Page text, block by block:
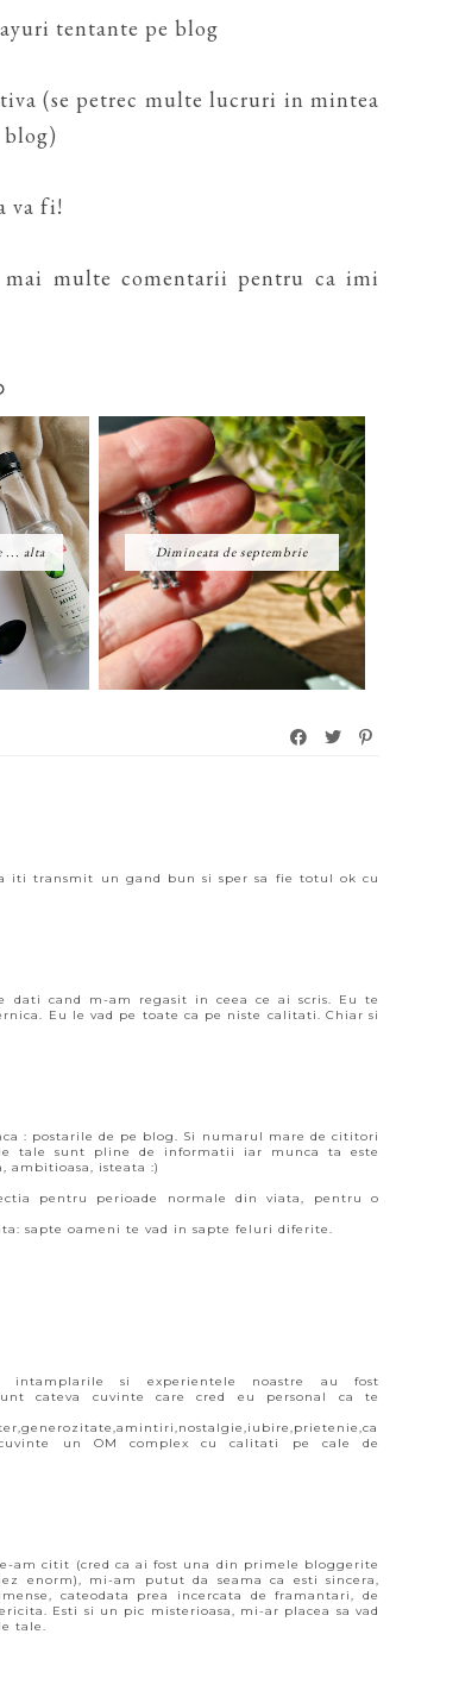
tentante pe blog
(se petrec multe lucruri in mintea
blog)
va fi!
multe comentarii pentru ca imi
... alta Dimineata de septembrie
iti transmit un gand bun si sper sa fie totul ok cu
cand m-am regasit in ceea ce ai scris. Eu te
Eu le vad pe toate ca pe niste calitati. Chiar si
: postarile de pe blog. Si numarul mare de cititori
tale sunt pline de informatii iar munca ta este
ambitioasa, isteata :)
pentru perioade normale din viata, pentru o
sapte oameni te vad in sapte feluri diferite.
si experientele noastre au fost
cateva cuvinte care cred eu personal ca te
cuvinte un OM complex cu calitati pe cale de
am citit (cred ca ai fost una din primele bloggerite
enorm), mi-am putut da seama ca esti sincera,
cateodata prea incercata de framantari, de
Esti si un pic misterioasa, mi-ar placea sa vad
tale.